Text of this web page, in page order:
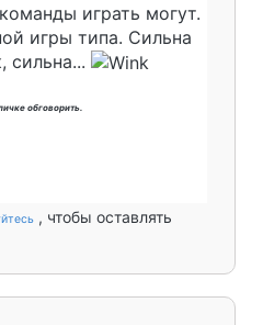
играть могут.
игры типа. Сильна
сильна...
обговорить.
, чтобы оставлять